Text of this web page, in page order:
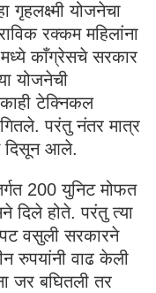
गृहलक्ष्मी योजनेचा
रक्कम महिलांना
काँग्रेसचे सरकार
योजनेची
टेक्निकल
परंतु नंतर मात्र
दिसून आले.
200 युनिट मोफत
दिले होते. परंतु त्या
वसुली सरकारने
रुपयांनी वाढ केली
जर बघितली तर